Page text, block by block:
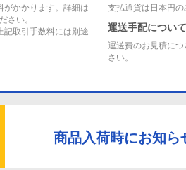
がかかります。詳細は
さい。
記取引手数料には別途
支払通貨は日本円の
運送手配について
運送費のお見積に
さい。
商品入荷時にお知ら